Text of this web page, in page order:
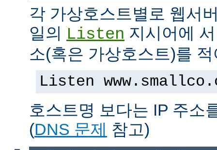
각 가상호스트별로 웹서
일의 Listen 지시어에
소(혹은 가상호스트)를
Listen
호스트명 보다는 IP 주소
(DNS 문제 참고)